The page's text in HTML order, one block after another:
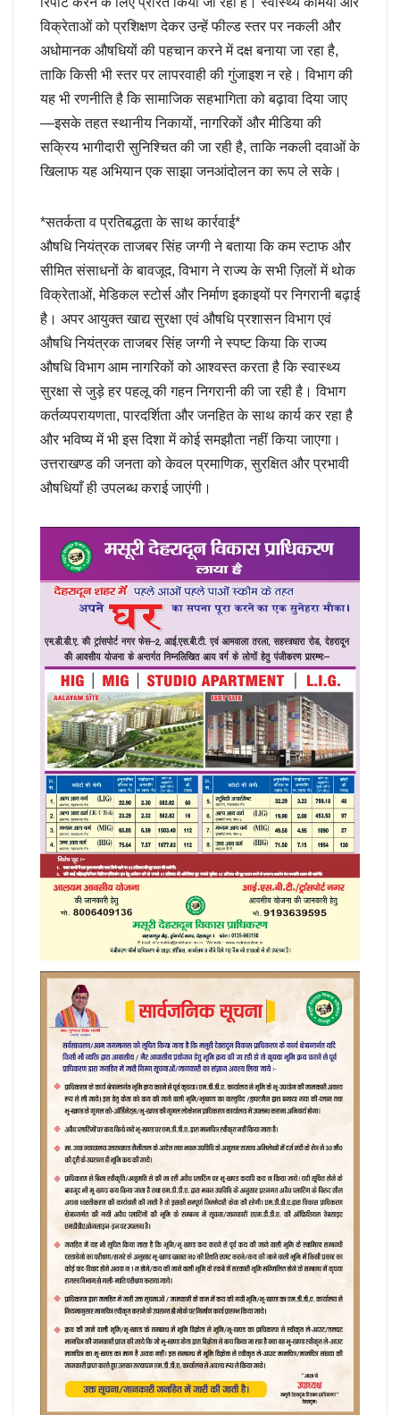
विक्रेताओं को प्रशिक्षण देकर उन्हें फील्ड स्तर पर नकली और
अधोमानक औषधियों की पहचान करने में दक्ष बनाया जा रहा है,
ताकि किसी भी स्तर पर लापरवाही की गुंजाइश न रहे। विभाग की
यह भी रणनीति है कि सामाजिक सहभागिता को बढ़ावा दिया जाए
—इसके तहत स्थानीय निकायों, नागरिकों और मीडिया की
सक्रिय भागीदारी सुनिश्चित की जा रही है, ताकि नकली दवाओं के
खिलाफ यह अभियान एक साझा जनआंदोलन का रूप ले सके।
*सतर्कता व प्रतिबद्धता के साथ कार्रवाई*
औषधि नियंत्रक ताजबर सिंह जग्गी ने बताया कि कम स्टाफ और
सीमित संसाधनों के बावजूद, विभाग ने राज्य के सभी ज़िलों में थोक
विक्रेताओं, मेडिकल स्टोर्स और निर्माण इकाइयों पर निगरानी बढ़ाई
है। अपर आयुक्त खाद्य सुरक्षा एवं औषधि प्रशासन विभाग एवं
औषधि नियंत्रक ताजबर सिंह जग्गी ने स्पष्ट किया कि राज्य
औषधि विभाग आम नागरिकों को आश्वस्त करता है कि स्वास्थ्य
सुरक्षा से जुड़े हर पहलू की गहन निगरानी की जा रही है। विभाग
कर्तव्यपरायणता, पारदर्शिता और जनहित के साथ कार्य कर रहा है
और भविष्य में भी इस दिशा में कोई समझौता नहीं किया जाएगा।
उत्तराखण्ड की जनता को केवल प्रमाणिक, सुरक्षित और प्रभावी
औषधियाँ ही उपलब्ध कराई जाएंगी।